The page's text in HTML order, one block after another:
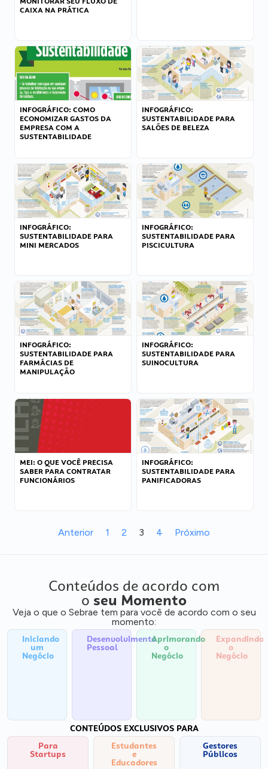
CAIXA NA PRÁTICA
INFOGRÁFICO: COMO
ECONOMIZAR GASTOS DA
EMPRESA COM A
SUSTENTABILIDADE
INFOGRÁFICO:
SUSTENTABILIDADE PARA
SALÕES DE BELEZA
INFOGRÁFICO:
SUSTENTABILIDADE PARA
MINI MERCADOS
INFOGRÁFICO:
SUSTENTABILIDADE PARA
PISCICULTURA
INFOGRÁFICO:
SUSTENTABILIDADE PARA
FARMÁCIAS DE
MANIPULAÇÃO
INFOGRÁFICO:
SUSTENTABILIDADE PARA
SUINOCULTURA
MEI: O QUE VOCÊ PRECISA
SABER PARA CONTRATAR
FUNCIONÁRIOS
INFOGRÁFICO:
SUSTENTABILIDADE PARA
PANIFICADORAS
Anterior 1 2 3 4 Próximo
Conteúdos de acordo com
o seu Momento
Veja o que o Sebrae tem para você de acordo com o seu
momento:
Iniciando
um
Negócio
Desenvolvimento
Pessoal
Aprimorando
o
Negócio
Expandindo
o
Negócio
CONTEÚDOS EXCLUSIVOS PARA
Para
Startups
Estudantes
e
Educadores
Gestores
Públicos